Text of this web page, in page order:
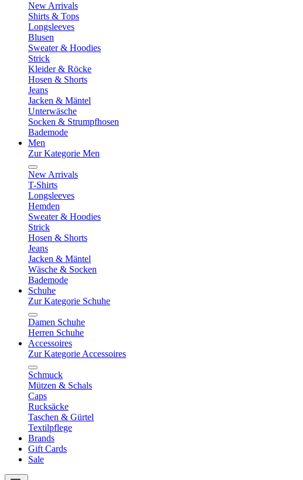
New Arrivals
Shirts & Tops
Longsleeves
Blusen
Sweater & Hoodies
Strick
Kleider & Röcke
Hosen & Shorts
Jeans
Jacken & Mäntel
Unterwäsche
Socken & Strumpfhosen
Bademode
Men
Zur Kategorie Men
New Arrivals
T-Shirts
Longsleeves
Hemden
Sweater & Hoodies
Strick
Hosen & Shorts
Jeans
Jacken & Mäntel
Wäsche & Socken
Bademode
Schuhe
Zur Kategorie Schuhe
Damen Schuhe
Herren Schuhe
Accessoires
Zur Kategorie Accessoires
Schmuck
Mützen & Schals
Caps
Rucksäcke
Taschen & Gürtel
Textilpflege
Brands
Gift Cards
Sale